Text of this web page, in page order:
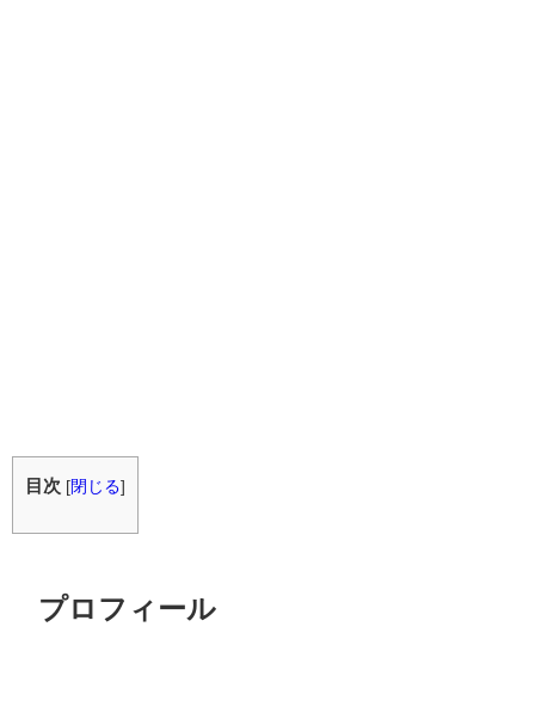
目次 [閉じる]
プロフィール